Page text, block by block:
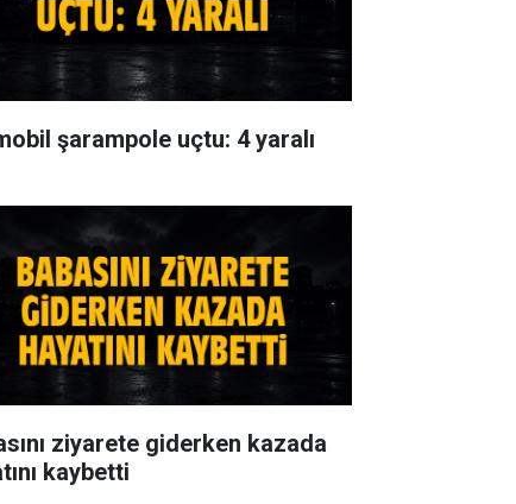
şarampole uçtu: 4 yaralı
ziyarete giderken kazada
kaybetti